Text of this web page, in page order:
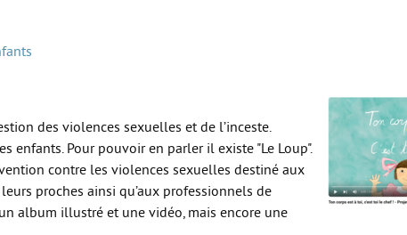
des violences sexuelles et de l’inceste.
enfants. Pour pouvoir en parler il existe "Le Loup".
contre les violences sexuelles destiné aux
proches ainsi qu’aux professionnels de
album illustré et une vidéo, mais encore une